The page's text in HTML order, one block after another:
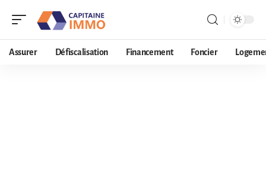
Assurer Défiscalisation Financement Foncier